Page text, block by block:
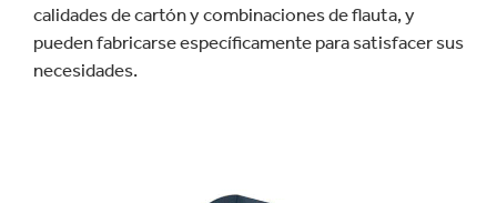
calidades de cartón y combinaciones de flauta, y
pueden fabricarse específicamente para satisfacer sus
necesidades.